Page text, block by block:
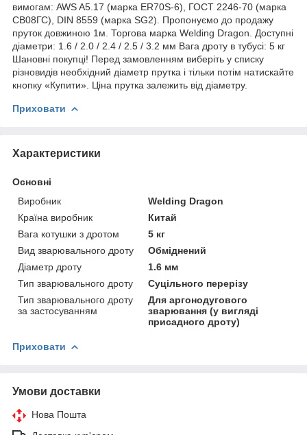
вимогам: AWS A5.17 (марка ER70S-6), ГОСТ 2246-70 (марка
СВ08ГС), DIN 8559 (марка SG2). Пропонуємо до продажу
пруток довжиною 1м. Торгова марка Welding Dragon. Доступні
діаметри: 1.6 / 2.0 / 2.4 / 2.5 / 3.2 мм Вага дроту в тубусі: 5 кг
Шановні покупці! Перед замовленням виберіть у списку
різновидів необхідний діаметр прутка і тільки потім натискайте
кнопку «Купити». Ціна прутка залежить від діаметру.
Приховати
Характеристики
Основні
Виробник
Welding Dragon
Країна виробник
Китай
Вага котушки з дротом
5 кг
Вид зварювального дроту
Обміднений
Діаметр дроту
1.6 мм
Тип зварювального дроту
Суцільного перерізу
Тип зварювального дроту
за застосуванням
Для аргонодугового
зварювання (у вигляді
присадного дроту)
Приховати
Умови доставки
Нова Пошта